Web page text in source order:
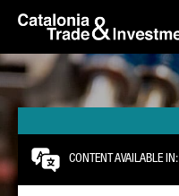
Skip to Main Content
skip-to-content
CONTENT AVAILABLE IN: